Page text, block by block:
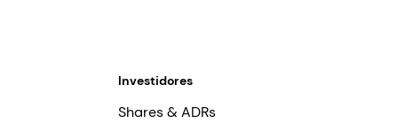
Investidores
Shares & ADRs